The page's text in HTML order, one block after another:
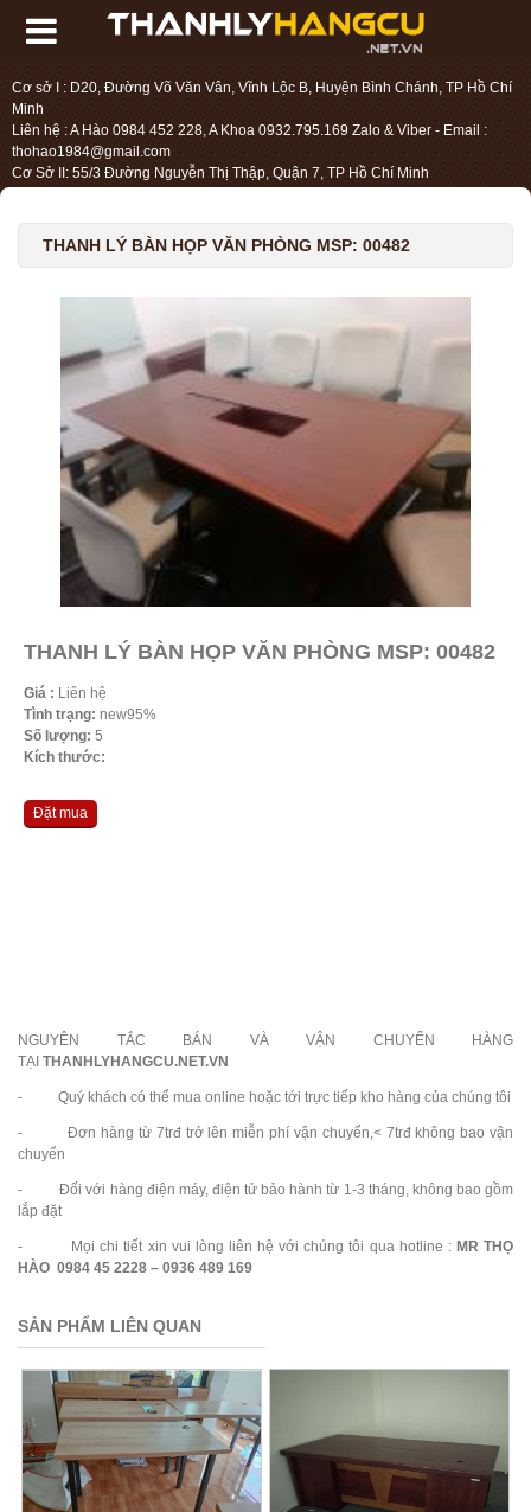
Cơ sở I : D20, Đường Võ Văn Vân, Vĩnh Lộc B, Huyện Bình Chánh, TP Hồ Chí
Minh
Liên hệ : A Hào 0984 452 228, A Khoa 0932.795.169 Zalo & Viber - Email :
thohao1984@gmail.com
Cơ Sở II: 55/3 Đường Nguyễn Thị Thập, Quận 7, TP Hồ Chí Minh
THANH LÝ BÀN HỌP VĂN PHÒNG MSP: 00482
THANH LÝ BÀN HỌP VĂN PHÒNG MSP: 00482
Giá : Liên hệ
Tình trạng: new95%
Số lượng: 5
Kích thước:
Đặt mua
NGUYÊN TẮC BÁN VÀ VẬN CHUYỂN HÀNG
TẠI THANHLYHANGCU.NET.VN
- Quý khách có thể mua online hoặc tới trực tiếp kho hàng của chúng tôi
- Đơn hàng từ 7trđ trở lên miễn phí vận chuyển,< 7trđ không bao vận
chuyển
- Đối với hàng điện máy, điện tử bảo hành từ 1-3 tháng, không bao gồm
lắp đặt
- Mọi chi tiết xin vui lòng liên hệ với chúng tôi qua hotline : MR THỌ
HÀO 0984 45 2228 – 0936 489 169
SẢN PHẨM LIÊN QUAN